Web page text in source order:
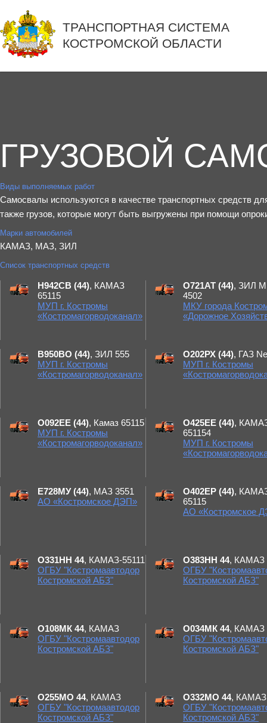
ТРАНСПОРТНАЯ СИСТЕМА
КОСТРОМСКОЙ ОБЛАСТИ
ГРУЗОВОЙ
Виды выполняемых работ
Самосвалы используются в качестве транспортных средств
также грузов, которые могут быть выгружены при помощи
Марки автомобилей
КАМАЗ, МАЗ, ЗИЛ
Список транспортных средств
Н942СВ (44), КАМАЗ
65115
МУП г. Костромы
«Костромагорводоканал»
О721АТ (44), ЗИЛ
4502
МКУ города
«Дорожное
В950ВО (44), ЗИЛ 555
МУП г. Костромы
«Костромагорводоканал»
О202РХ (44), ГАЗ
МУП г. Костромы
О092ЕЕ (44), Камаз 65115
МУП г. Костромы
«Костромагорводоканал»
О425ЕЕ (44),
651154
МУП г. Костромы
Е728МУ (44), МАЗ 3551
АО «Костромское ДЭП»
О402ЕР (44),
65115
АО «Костромское
О331НН 44, КАМАЗ-55111
ОГБУ "Костромаавтодор
Костромской АБЗ"
О383НН 44, КАМАЗ
ОГБУ
Костромской АБЗ"
О108МК 44, КАМАЗ
ОГБУ "Костромаавтодор
Костромской АБЗ"
О034МК 44, КАМАЗ
ОГБУ
Костромской АБЗ"
О255МО 44, КАМАЗ
ОГБУ "Костромаавтодор
Костромской АБЗ"
О332МО 44, КАМАЗ
ОГБУ
Костромской АБЗ"